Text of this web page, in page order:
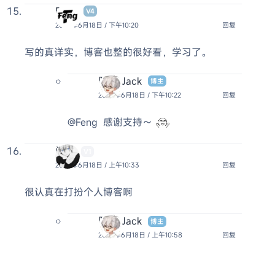
Feng
V4
2025年6月18日 / 下午10:20
回复
写的真详实，博客也整的很好看，学习了。
阿杰 Jack
博主
2025年6月18日 / 下午10:22
回复
@Feng 感谢支持～
闲鱼
2025年6月18日 / 上午10:33
回复
很认真在打扮个人博客啊
阿杰 Jack
博主
2025年6月18日 / 上午10:58
回复